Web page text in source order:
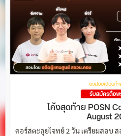
ติวสอบ/สอนท
รับสมัครถึง
โค้งสุดท้าย POSN
August
คอร์สตะลุยโจทย์ 2 วัน เตรียมสอบ